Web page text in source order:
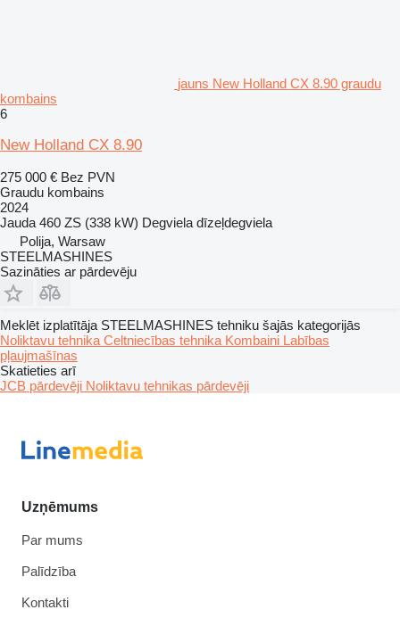
jauns New Holland CX 8.90 graudu
kombains
6
New Holland CX 8.90
275 000 € Bez PVN
Graudu kombains
2024
Jauda 460 ZS (338 kW) Degviela dīzeļdegviela
Polija, Warsaw
STEELMASHINES
Sazināties ar pārdevēju
Meklēt izplatītāja STEELMASHINES tehniku šajās kategorijās
Noliktavu tehnika Celtniecības tehnika Kombaini Labības
pļaujmašīnas
Skatieties arī
JCB pārdevēji Noliktavu tehnikas pārdevēji
Uzņēmums
Par mums
Palīdzība
Kontakti